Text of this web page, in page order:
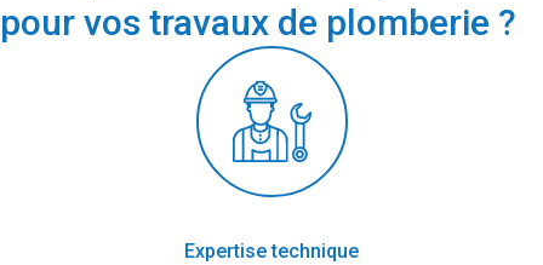
pour vos travaux de plomberie ?
Expertise technique